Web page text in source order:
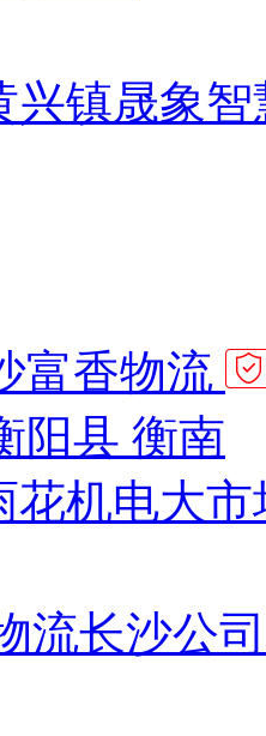
兴镇晟象
富香物流
阳县 衡南
花机电大市
流长沙公